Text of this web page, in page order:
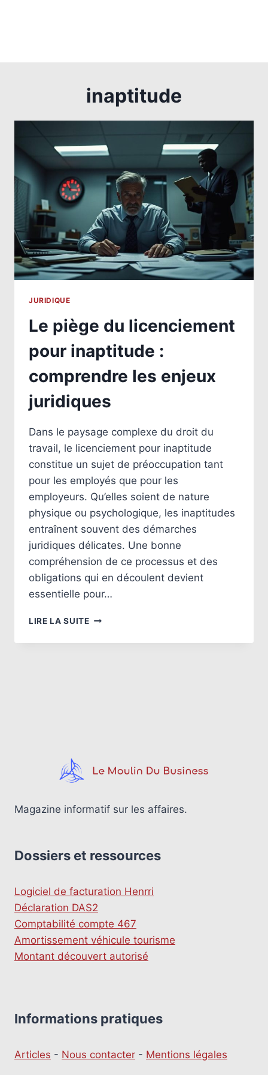
inaptitude
JURIDIQUE
Le piège du licenciement
pour inaptitude :
comprendre les enjeux
juridiques
Dans le paysage complexe du droit du
travail, le licenciement pour inaptitude
constitue un sujet de préoccupation tant
pour les employés que pour les
employeurs. Qu’elles soient de nature
physique ou psychologique, les inaptitudes
entraînent souvent des démarches
juridiques délicates. Une bonne
compréhension de ce processus et des
obligations qui en découlent devient
essentielle pour…
LIRE LA SUITELE
DU
Magazine informatif sur les affaires.
Dossiers et ressources
Logiciel de facturation Henrri
Déclaration DAS2
Comptabilité compte 467
Amortissement véhicule tourisme
Montant découvert autorisé
Informations pratiques
Articles - Nous contacter - Mentions légales